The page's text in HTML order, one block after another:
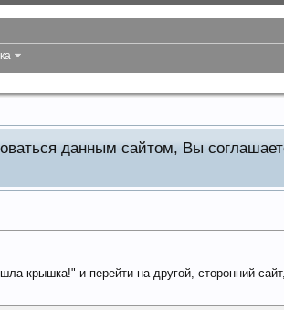
данным сайтом, Вы
крышка!" и перейти на другой, сторонний